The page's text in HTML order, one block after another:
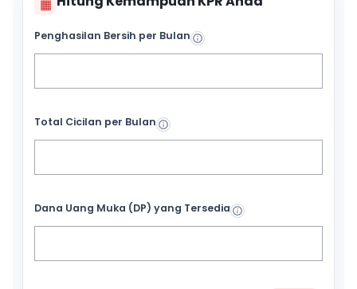
▦
Penghasilan Bersih per Bulan
Total Cicilan per Bulan
Dana Uang Muka (DP) yang Tersedia